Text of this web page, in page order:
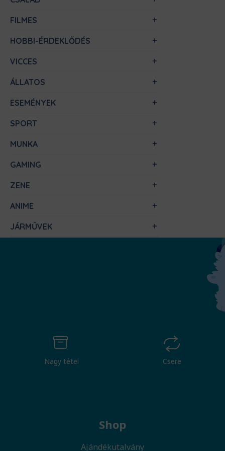
FILMES
HOBBI-ÉRDEKLŐDÉS
VICCES
ÁLLATOS
ESEMÉNYEK
SPORT
MUNKA
GAMING
ZENE
ANIME
JÁRMŰVEK
Nagy tétel Csere
Shop
Ajándékutalvány